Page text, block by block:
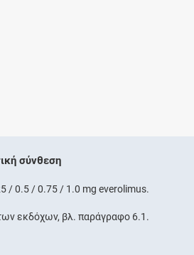
σύνθεση
/ 0.5 / 0.75 / 1.0 mg everolimus.
εκδόχων, βλ. παράγραφο 6.1.